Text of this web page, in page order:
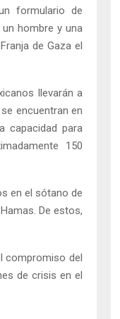
formulario de
hombre y una
de Gaza el
llevarán a
encuentran en
capacidad para
150
en el sótano de
De estos,
compromiso del
de crisis en el